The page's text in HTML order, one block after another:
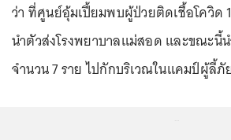
ว่า ที่ศูนย์อุ้มเปี้ยมพบผู้ป่วยติดเชื้อโควิด
นำตัวส่งโรงพยาบาลแม่สอด และขณะนี้
จำนวน 7 ราย ไปกักบริเวณในแคมป์ผู้ลี้ภั